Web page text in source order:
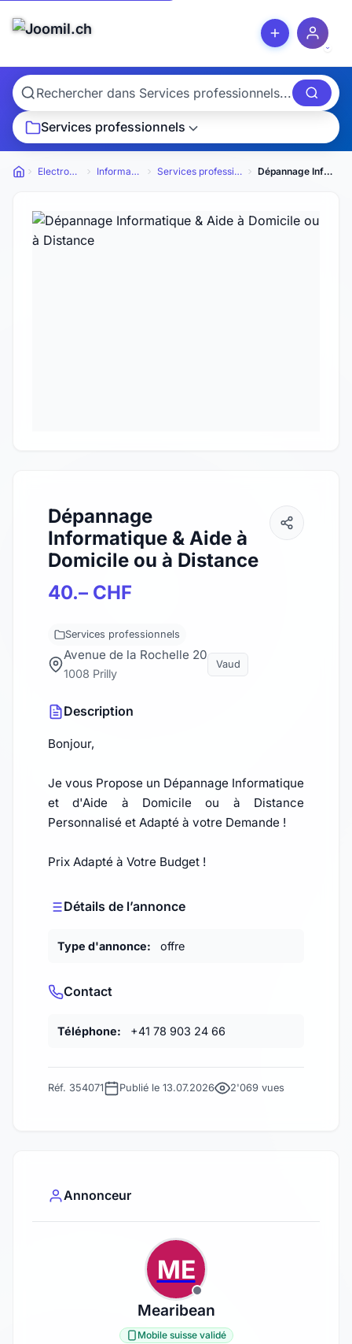
Services professionnels
Petites annonces
Electronique Informatique Services professionnels Dépannage Informatique & Aide à Domicile ou à Distance
Dépannage
Informatique & Aide à
Domicile ou à Distance
40.– CHF
Services professionnels
Avenue de la Rochelle 20
1008 Prilly
Vaud
Description
Bonjour,
Je vous Propose un Dépannage Informatique
et d'Aide à Domicile ou à Distance
Personnalisé et Adapté à votre Demande !
Prix Adapté à Votre Budget !
Détails de l’annonce
Type d'annonce: offre
Contact
Téléphone: +41 78 903 24 66
Réf. 354071 Publié le 13.07.2026 2'069 vues
Annonceur
ME
Mearibean
Mobile suisse validé